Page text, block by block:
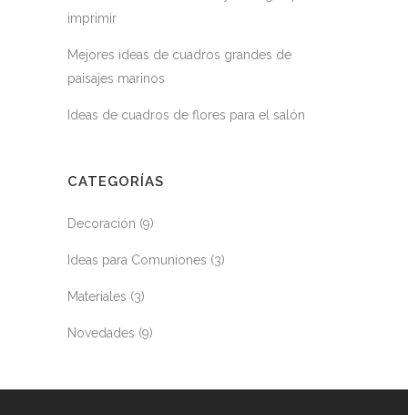
imprimir
Mejores ideas de cuadros grandes de
paisajes marinos
Ideas de cuadros de flores para el salón
CATEGORÍAS
Decoración (9)
Ideas para Comuniones (3)
Materiales (3)
Novedades (9)